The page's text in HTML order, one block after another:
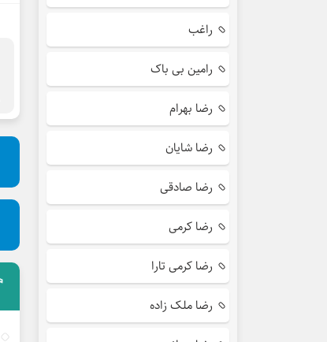
راغب
رامین بی باک
رضا بهرام
رضا شایان
رضا صادقی
رضا کرمی
رضا کرمی تارا
رضا ملک زاده